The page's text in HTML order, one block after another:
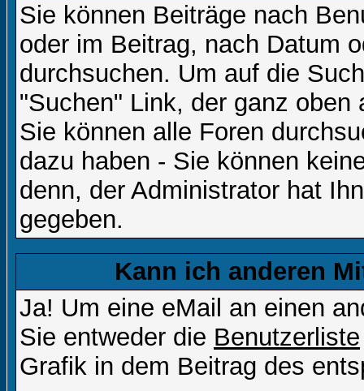
Sie können Beiträge nach
oder im Beitrag, nach Datum
durchsuchen. Um auf die
"Suchen" Link, der ganz
Sie können alle Foren
dazu haben - Sie können
denn, der Administrator hat
gegeben.
Kann ich anderen
Ja! Um eine eMail an einen
Sie entweder die Benutzerliste
Grafik in dem Beitrag des